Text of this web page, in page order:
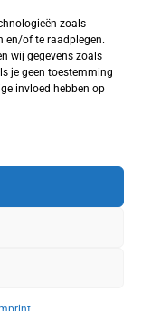
zoals
en/of te raadplegen.
wij gegevens zoals
je geen toestemming
invloed hebben op
WebwinkelKeur